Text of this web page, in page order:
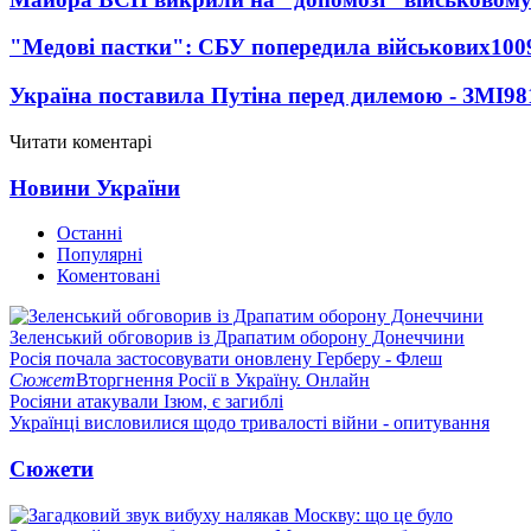
"Медові пастки": СБУ попередила військових
Україна поставила Путіна перед дилемою - ЗМІ
Читати коментарі
Новини України
Останні
Популярні
Коментовані
Зеленський обговорив із Драпатим оборону Донеччини
Росія почала застосовувати оновлену Герберу - Флеш
СюжетВторгнення Росії в Україну. Онлайн
Росіяни атакували Ізюм, є загиблі
Українці висловилися щодо тривалості війни - опитування
Сюжети